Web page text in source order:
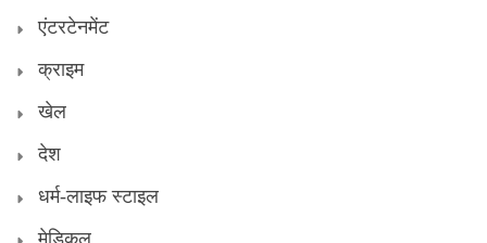
एंटरटेनमेंट
क्राइम
खेल
देश
धर्म-लाइफ स्टाइल
मेडिकल